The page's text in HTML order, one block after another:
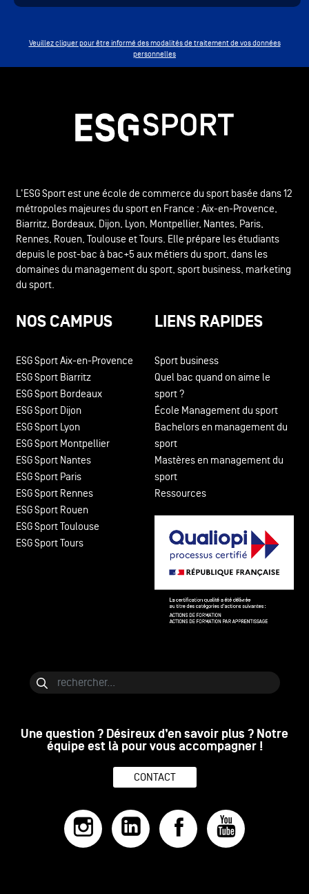
Veuillez cliquer pour être informé des modalités de traitement de vos données
personnelles
L'ESG Sport est une école de commerce du sport basée dans 12
métropoles majeures du sport en France : Aix-en-Provence,
Biarritz, Bordeaux, Dijon, Lyon, Montpellier, Nantes, Paris,
Rennes, Rouen, Toulouse et Tours. Elle prépare les étudiants
depuis le post-bac à bac+5 aux métiers du sport, dans les
domaines du management du sport, sport business, marketing
du sport.
NOS CAMPUS
ESG Sport Aix-en-Provence
ESG Sport Biarritz
ESG Sport Bordeaux
ESG Sport Dijon
ESG Sport Lyon
ESG Sport Montpellier
ESG Sport Nantes
ESG Sport Paris
ESG Sport Rennes
ESG Sport Rouen
ESG Sport Toulouse
ESG Sport Tours
LIENS RAPIDES
Sport business
Quel bac quand on aime le
sport ?
École Management du sport
Bachelors en management du
sport
Mastères en management du
sport
Ressources
Une question ? Désireux d’en savoir plus ? Notre
équipe est là pour vous accompagner !
CONTACT